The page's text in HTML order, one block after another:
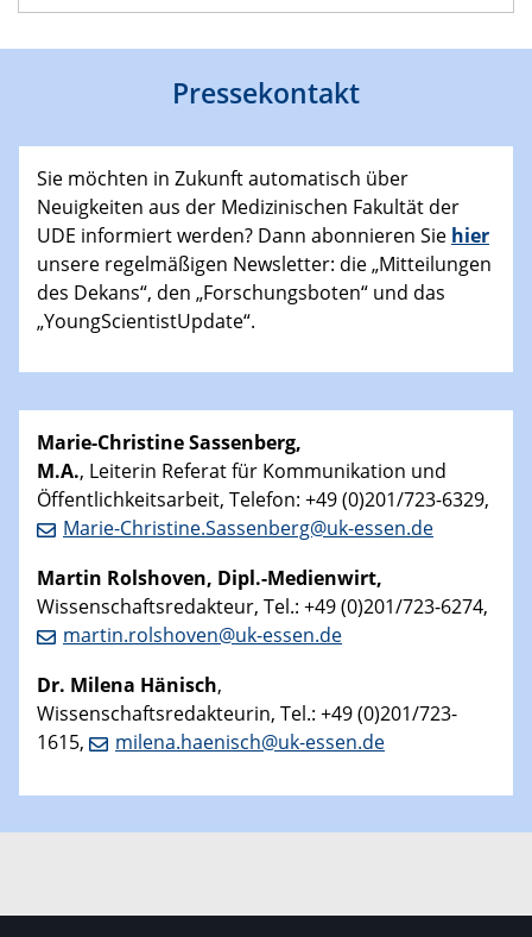
Pressekontakt
Sie möchten in Zukunft automatisch über
Neuigkeiten aus der Medizinischen Fakultät der
UDE informiert werden? Dann abonnieren Sie hier
unsere regelmäßigen Newsletter: die „Mitteilungen
des Dekans“, den „Forschungsboten“ und das
„YoungScientistUpdate“.
Marie-Christine Sassenberg,
M.A., Leiterin Referat für Kommunikation und
Öffentlichkeitsarbeit, Telefon: +49 (0)201/723-6329,
Marie-Christine.Sassenberg@uk-essen.de
Martin Rolshoven, Dipl.-Medienwirt,
Wissenschaftsredakteur, Tel.: +49 (0)201/723-6274,
martin.rolshoven@uk-essen.de
Dr. Milena Hänisch,
Wissenschaftsredakteurin, Tel.: +49 (0)201/723-
1615,
milena.haenisch@uk-essen.de